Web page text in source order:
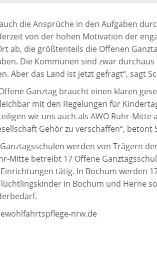
die Ansprüche in den Aufgaben
von der hohen Motivation der
ab, die größtenteils die Offenen
Die Kommunen sind zwar
Aber das Land ist jetzt gefragt“, sagt
Ganztag braucht einen klaren
mit den Regelungen für
wir uns auch als AWO Ruhr-Mitte
Gehör zu verschaffen“, betont
werden von Trägern
Mitte betreibt 17 Offene
tätig. In Bochum werden
in Bochum und Herne
nrw.de